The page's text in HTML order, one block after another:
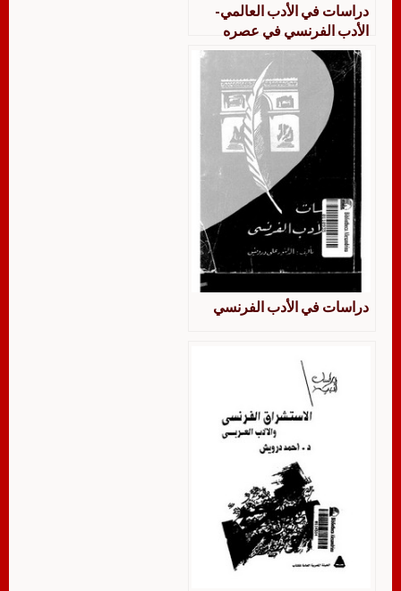
دراسات في الأدب العالمي-
الأدب الفرنسي في عصره
الذهبي – حسين الحلوي
دراسات في الأدب الفرنسي